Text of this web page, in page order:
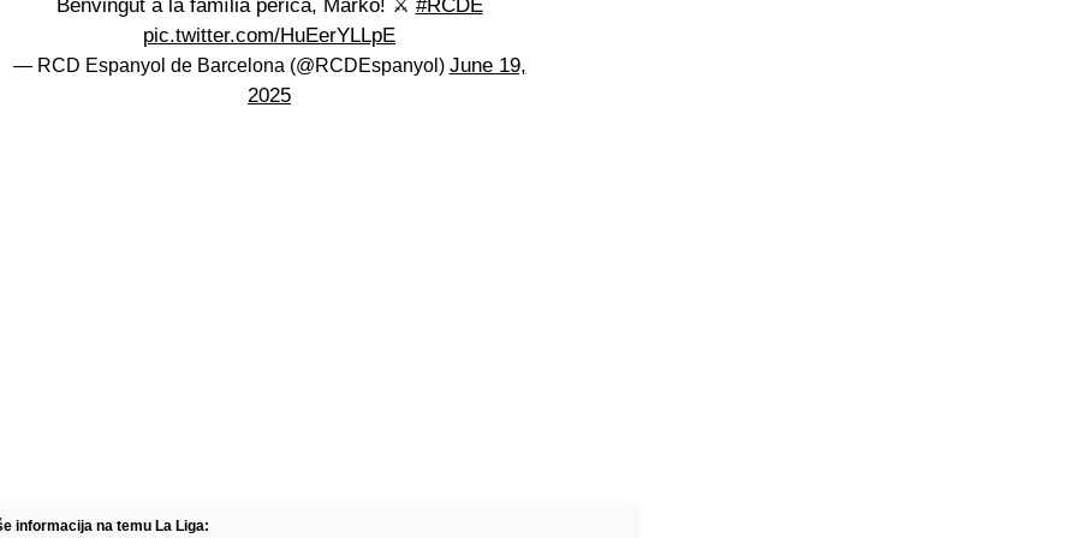
Benvingut a la família perica, Marko! ⚔️ #RCDE
pic.twitter.com/HuEerYLLpE
— RCD Espanyol de Barcelona (@RCDEspanyol) June 19,
2025
informacija na temu La Liga: